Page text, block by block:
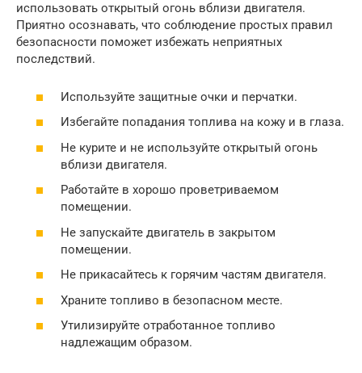
использовать открытый огонь вблизи двигателя.
Приятно осознавать, что соблюдение простых правил
безопасности поможет избежать неприятных
последствий.
Используйте защитные очки и перчатки.
Избегайте попадания топлива на кожу и в глаза.
Не курите и не используйте открытый огонь
вблизи двигателя.
Работайте в хорошо проветриваемом
помещении.
Не запускайте двигатель в закрытом
помещении.
Не прикасайтесь к горячим частям двигателя.
Храните топливо в безопасном месте.
Утилизируйте отработанное топливо
надлежащим образом.